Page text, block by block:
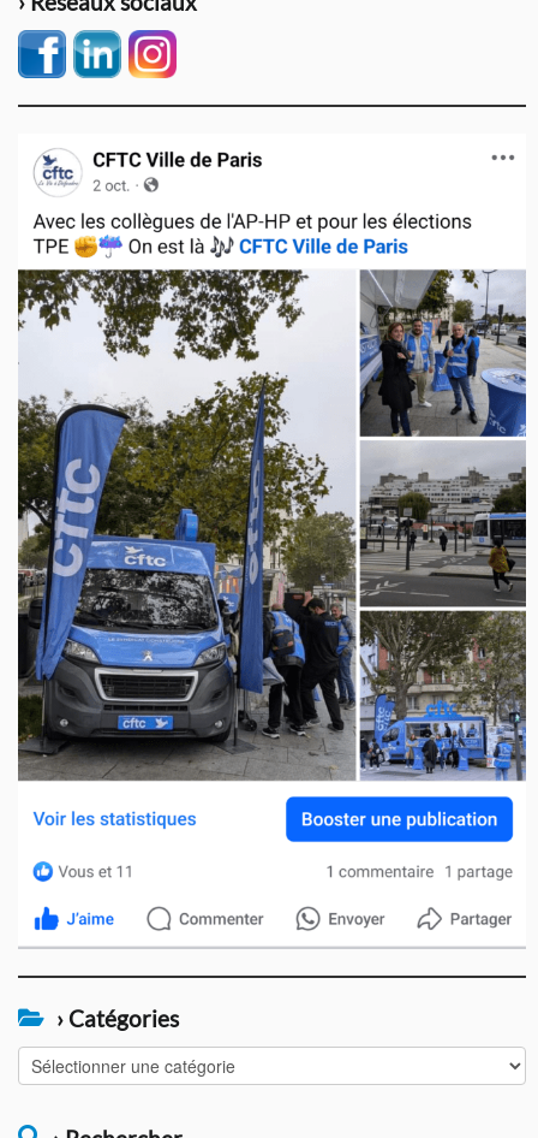
› Catégories
Catégories